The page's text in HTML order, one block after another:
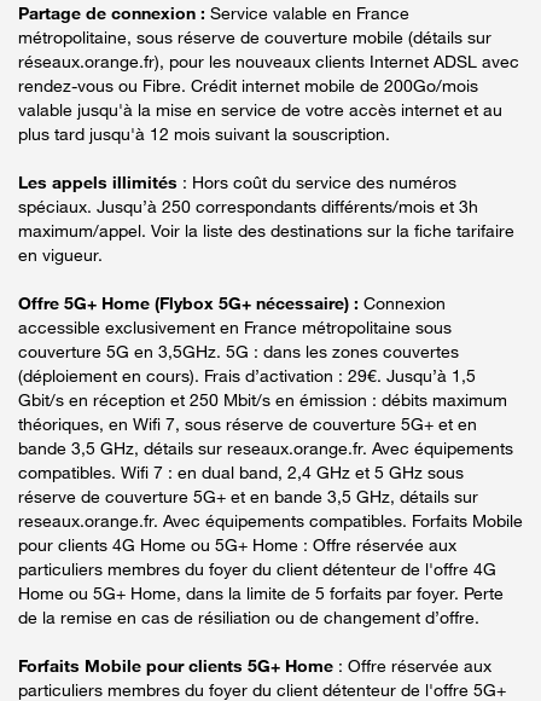
Partage de connexion : Service valable en France
métropolitaine, sous réserve de couverture mobile (détails sur
réseaux.orange.fr), pour les nouveaux clients Internet ADSL avec
rendez-vous ou Fibre. Crédit internet mobile de 200Go/mois
valable jusqu'à la mise en service de votre accès internet et au
plus tard jusqu'à 12 mois suivant la souscription.
Les appels illimités : Hors coût du service des numéros
spéciaux. Jusqu’à 250 correspondants différents/mois et 3h
maximum/appel. Voir la liste des destinations sur la fiche tarifaire
en vigueur.
Offre 5G+ Home (Flybox 5G+ nécessaire) : Connexion
accessible exclusivement en France métropolitaine sous
couverture 5G en 3,5GHz. 5G : dans les zones couvertes
(déploiement en cours). Frais d’activation : 29€. Jusqu’à 1,5
Gbit/s en réception et 250 Mbit/s en émission : débits maximum
théoriques, en Wifi 7, sous réserve de couverture 5G+ et en
bande 3,5 GHz, détails sur reseaux.orange.fr. Avec équipements
compatibles. Wifi 7 : en dual band, 2,4 GHz et 5 GHz sous
réserve de couverture 5G+ et en bande 3,5 GHz, détails sur
reseaux.orange.fr. Avec équipements compatibles. Forfaits Mobile
pour clients 4G Home ou 5G+ Home : Offre réservée aux
particuliers membres du foyer du client détenteur de l'offre 4G
Home ou 5G+ Home, dans la limite de 5 forfaits par foyer. Perte
de la remise en cas de résiliation ou de changement d’offre.
Forfaits Mobile pour clients 5G+ Home : Offre réservée aux
particuliers membres du foyer du client détenteur de l'offre 5G+